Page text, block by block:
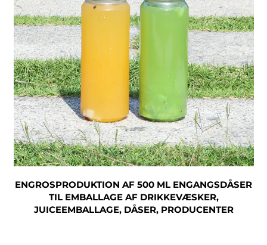
ENGROSPRODUKTION AF 500 ML ENGANGSDÅSER
TIL EMBALLAGE AF DRIKKEVÆSKER,
JUICEEMBALLAGE, DÅSER, PRODUCENTER